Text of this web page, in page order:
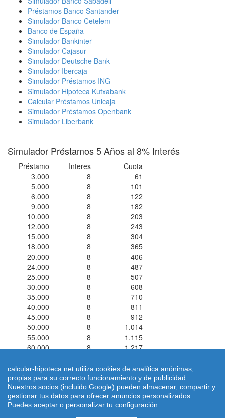
Préstamos Banco Santander
Simulador Banco Cetelem
Banco de España
Simulador Bankinter
Simulador Cajasur
Simulador Deutsche Bank
Simulador Ibercaja
Simulador Préstamos ING
Simulador Hipoteca Kutxabank
Calcular Préstamos Unicaja
Simulador Préstamos Openbank
Simulador Liberbank
Simulador Préstamos 5 Años al 8% Interés
Préstamo Interes
Cuota
3.000
8
61
5.000
8
101
6.000
8
122
9.000
8
182
10.000
8
203
12.000
8
243
15.000
8
304
18.000
8
365
20.000
8
406
24.000
8
487
25.000
8
507
30.000
8
608
35.000
8
710
40.000
8
811
45.000
8
912
50.000
8
1.014
55.000
8
1.115
60.000
8 1.217
Simuladores de Préstamos ® 2026 calcular-hipoteca.netHome |
Calcular letra de hipoteca|Revisar hipoteca|Condiciones de uso
calcular-hipoteca.net utiliza cookies de analítica anónimas,
propias para su correcto funcionamiento y de publicidad.
Nuestros socios (incluido Google) pueden almacenar, compartir y
gestionar tus datos para ofrecer anuncios personalizados.
Puedes aceptar o personalizar tu configuración.: